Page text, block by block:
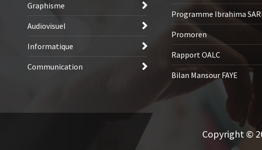
Graphisme
Audiovisuel
Informatique
Communication
Programme Ibrahima
Promoren
Rapport OALC
Bilan Mansour FAYE
Copyright ©